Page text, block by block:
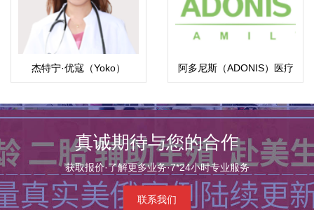
杰特宁·优寇（Yoko）
阿多尼斯（ADONIS）医疗
中心
真诚期待与您的合作
获取报价·了解更多业务·7*24小时专业服务
联系我们